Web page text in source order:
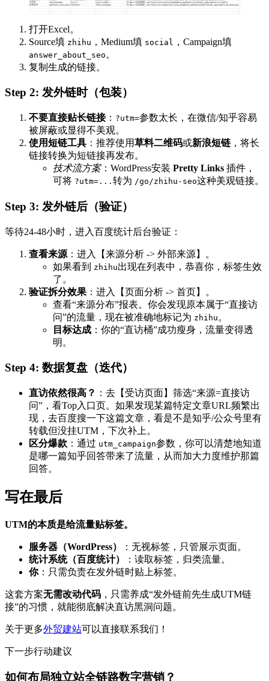
打开Excel。
Source填 zhihu ，Medium填 social ，Campaign填
answer_about_seo 。
复制生成的链接。
Step 2: 发外链时（包装）
不要直接贴长链接： ?utm=参数太长，在微信/知乎容易
被屏蔽或显得不美观。
使用短链工具 ：推荐使用草料二维码或新浪短链 ，将长
链接转换为短链接再发布。
技术流方案：WordPress安装 Pretty Links ​ 插件，
可将 ?utm=... 转为 /go/zhihu-seo这种美观链接。
Step 3: 发外链后（验证）
等待24-48小时，进入百度统计后台验证：
查看来源 ：进入【来源分析 -> 外部来源】。
如果看到 zhihu出现在列表中，恭喜你，标签生效
了。
验证拆分效果 ：进入【页面分析 -> 首页】。
查看“来源分布”报表。你会发现原本属于“直接访
问”的流量，现在被准确地标记为 zhihu 。
目标达成 ：你的“直访桶”成功瘦身，流量变得透
明。
Step 4: 数据复盘（迭代）
直访依然很高？ ：去【受访页面】筛选“来源=直接访
问”，看Top入口页。如果发现某篇特定文章URL频繁出
现，去百度搜一下这篇文章，看是不是知乎/公众号里有
转载但没挂UTM，下次补上。
区分爆款 ：通过 utm_campaign参数，你可以清楚地知道
是哪一篇知乎回答带来了流量，从而加大力度维护那篇
回答。
写在最后
UTM的本质是给流量贴标签。
服务器（WordPress）
：无视标签，只管展示页面。
统计系统（百度统计）
：读取标签，归类流量。
你：只需负责在发外链时贴上标签。
这套方案无需改动代码 ，只需养成“发外链前先生成UTM链
接”的习惯，就能彻底解决直访黑洞问题。
关于更多外贸建站可以直接联系我们！
下一步行动建议
如何布局独立站全链路数字营销？